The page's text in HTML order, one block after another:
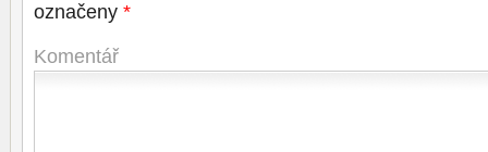
označeny *
Komentář